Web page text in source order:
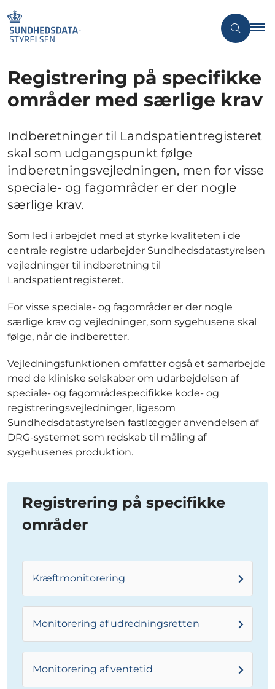
Registrering på specifikke
områder med særlige krav
Indberetninger til Landspatientregisteret
skal som udgangspunkt følge
indberetningsvejledningen, men for visse
speciale- og fagområder er der nogle
særlige krav.
Som led i arbejdet med at styrke kvaliteten i de
centrale registre udarbejder Sundhedsdatastyrelsen
vejledninger til indberetning til
Landspatientregisteret.
For visse speciale- og fagområder er der nogle
særlige krav og vejledninger, som sygehusene skal
følge, når de indberetter.
Vejledningsfunktionen omfatter også et samarbejde
med de kliniske selskaber om udarbejdelsen af
speciale- og fagområdespecifikke kode- og
registreringsvejledninger, ligesom
Sundhedsdatastyrelsen fastlægger anvendelsen af
DRG-systemet som redskab til måling af
sygehusenes produktion.
Registrering på specifikke
områder
Kræftmonitorering
Monitorering af udredningsretten
Monitorering af ventetid